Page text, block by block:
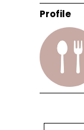
Profile